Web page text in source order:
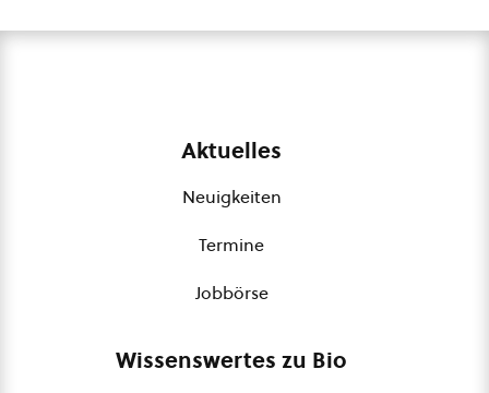
Aktuelles
Neuigkeiten
Termine
Jobbörse
Wissenswertes zu Bio